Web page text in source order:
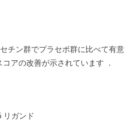
チン群でプラセボ群に比べて有意
アの改善が示されています ．
ガンド